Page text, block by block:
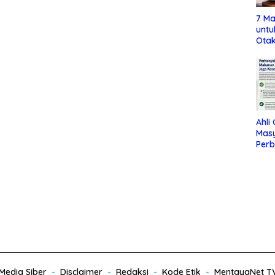
7
Ahli
Siber Disclaimer Redaksi Kode Etik MentayaNet